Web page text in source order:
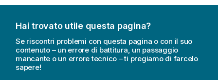
Hai trovato utile questa pagina?
Se riscontri problemi con questa pagina o con il suo
contenuto – un errore di battitura, un passaggio
mancante o un errore tecnico – ti pregiamo di farcelo
sapere!